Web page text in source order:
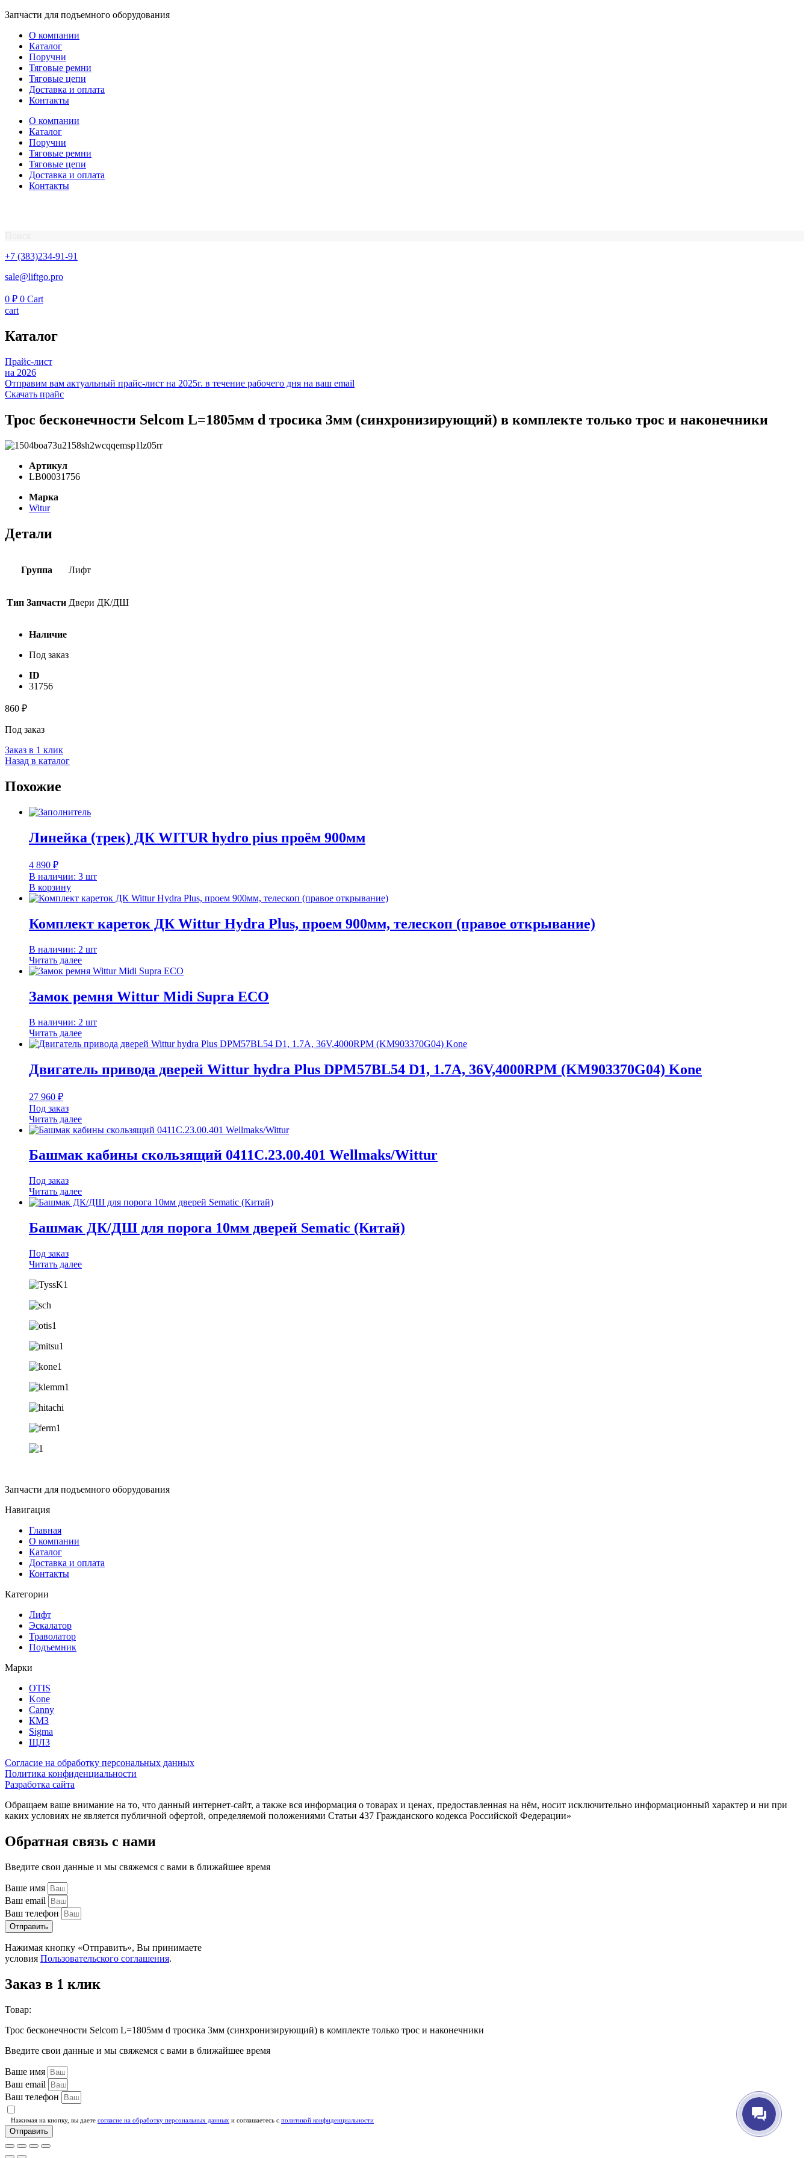
Перейти
содержимому
Запчасти для подъемного оборудования
О компании
Каталог
Поручни
Тяговые ремни
Тяговые цепи
Доставка и оплата
Контакты
О компании
Каталог
Поручни
Тяговые ремни
Тяговые цепи
Доставка и оплата
Контакты
+7 (383)234-91-91
sale@liftgo.pro
0 ₽ 0 Cart
cart
Каталог
Прайс-лист
на 2026
Отправим вам актуальный прайс-лист на 2025г. в течение рабочего дня на ваш email
Скачать прайс
Трос бесконечности Selcom L=1805мм d тросика 3мм (синхронизирующий) в комплекте только трос и наконечники
Артикул
LB00031756
Марка
Witur
Детали
Группа Лифт
Тип Запчасти Двери ДК/ДШ
Наличие
Под заказ
ID
31756
860 ₽
Под заказ
Заказ в 1 клик
Назад в каталог
Похожие
Линейка (трек) ДК WITUR hydro pius проём 900мм
4 890 ₽
В наличии: 3 шт
В корзину
Комплект кареток ДК Wittur Hydra Plus, проем 900мм, телескоп (правое открывание)
В наличии: 2 шт
Читать далее
Замок ремня Wittur Midi Supra ECO
В наличии: 2 шт
Читать далее
Двигатель привода дверей Wittur hydra Plus DPM57BL54 D1, 1.7A, 36V,4000RPM (KM903370G04) Kone
27 960 ₽
Под заказ
Читать далее
Башмак кабины скользящий 0411С.23.00.401 Wellmaks/Wittur
Под заказ
Читать далее
Башмак ДК/ДШ для порога 10мм дверей Sematic (Китай)
Под заказ
Читать далее
Запчасти для подъемного оборудования
Навигация
Главная
О компании
Каталог
Доставка и оплата
Контакты
Категории
Лифт
Эскалатор
Траволатор
Подъемник
Марки
OTIS
Kone
Canny
КМЗ
Sigma
ЩЛЗ
Согласие на обработку персональных данных
Политика конфиденциальности
Разработка сайта
Обращаем ваше внимание на то, что данный интернет-сайт, а также вся информация о товарах и ценах, предоставленная на нём, носит исключительно информационный характер и ни при
каких условиях не является публичной офертой, определяемой положениями Статьи 437 Гражданского кодекса Российской Федерации»
Обратная связь с нами
Введите свои данные и мы свяжемся с вами в ближайшее время
Ваше имя
Ваш email
Ваш телефон
Отправить
Нажимая кнопку «Отправить», Вы принимаете
условия Пользовательского соглашения.
Заказ в 1 клик
Товар:
Трос бесконечности Selcom L=1805мм d тросика 3мм (синхронизирующий) в комплекте только трос и наконечники
Введите свои данные и мы свяжемся с вами в ближайшее время
Ваше имя
Ваш email
Ваш телефон
Нажимая на кнопку, вы даете согласие на обработку персональных данных и соглашаетесь c политикой конфиденциальности
Отправить